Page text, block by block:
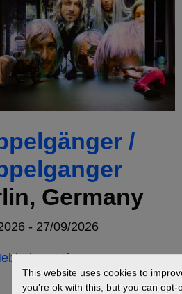
/
Germany
- 27/09/2026
am Ufer
This website uses cookies to
you're ok with this, but you can opt-